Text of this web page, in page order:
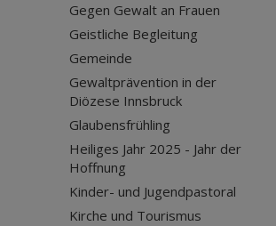
Gegen Gewalt an Frauen
Geistliche Begleitung
Gemeinde
Gewaltprävention in der
Diözese Innsbruck
Glaubensfrühling
Heiliges Jahr 2025 - Jahr der
Hoffnung
Kinder- und Jugendpastoral
Kirche und Tourismus